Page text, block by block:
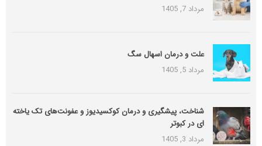
مرداد 7, 1405
علت و درمان اسهال سگ
مرداد 5, 1405
شناخت، پیشگیری و درمان کوکسیدیوز و عفونت‌های تک یاخته
ای در کبوتر
مرداد 3, 1405